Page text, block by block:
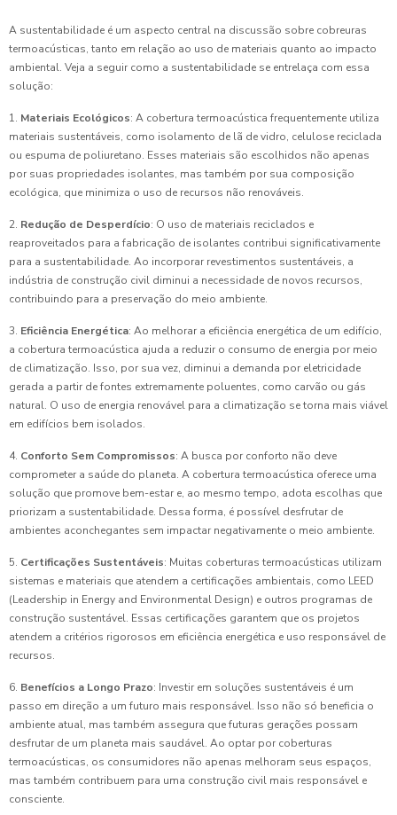
A sustentabilidade é um aspecto central na discussão sobre cobreuras
termoacústicas, tanto em relação ao uso de materiais quanto ao impacto
ambiental. Veja a seguir como a sustentabilidade se entrelaça com essa
solução:
1. Materiais Ecológicos: A cobertura termoacústica frequentemente utiliza
materiais sustentáveis, como isolamento de lã de vidro, celulose reciclada
ou espuma de poliuretano. Esses materiais são escolhidos não apenas
por suas propriedades isolantes, mas também por sua composição
ecológica, que minimiza o uso de recursos não renováveis.
2. Redução de Desperdício: O uso de materiais reciclados e
reaproveitados para a fabricação de isolantes contribui significativamente
para a sustentabilidade. Ao incorporar revestimentos sustentáveis, a
indústria de construção civil diminui a necessidade de novos recursos,
contribuindo para a preservação do meio ambiente.
3. Eficiência Energética: Ao melhorar a eficiência energética de um edifício,
a cobertura termoacústica ajuda a reduzir o consumo de energia por meio
de climatização. Isso, por sua vez, diminui a demanda por eletricidade
gerada a partir de fontes extremamente poluentes, como carvão ou gás
natural. O uso de energia renovável para a climatização se torna mais viável
em edifícios bem isolados.
4. Conforto Sem Compromissos: A busca por conforto não deve
comprometer a saúde do planeta. A cobertura termoacústica oferece uma
solução que promove bem-estar e, ao mesmo tempo, adota escolhas que
priorizam a sustentabilidade. Dessa forma, é possível desfrutar de
ambientes aconchegantes sem impactar negativamente o meio ambiente.
5. Certificações Sustentáveis: Muitas coberturas termoacústicas utilizam
sistemas e materiais que atendem a certificações ambientais, como LEED
(Leadership in Energy and Environmental Design) e outros programas de
construção sustentável. Essas certificações garantem que os projetos
atendem a critérios rigorosos em eficiência energética e uso responsável de
recursos.
6. Benefícios a Longo Prazo: Investir em soluções sustentáveis é um
passo em direção a um futuro mais responsável. Isso não só beneficia o
ambiente atual, mas também assegura que futuras gerações possam
desfrutar de um planeta mais saudável. Ao optar por coberturas
termoacústicas, os consumidores não apenas melhoram seus espaços,
mas também contribuem para uma construção civil mais responsável e
consciente.